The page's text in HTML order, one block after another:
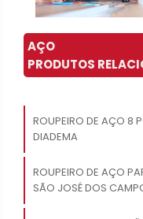
AÇO
PRODUTOS
ROUPEIRO DE AÇO 8
DIADEMA
ROUPEIRO DE AÇO
SÃO JOSÉ DOS